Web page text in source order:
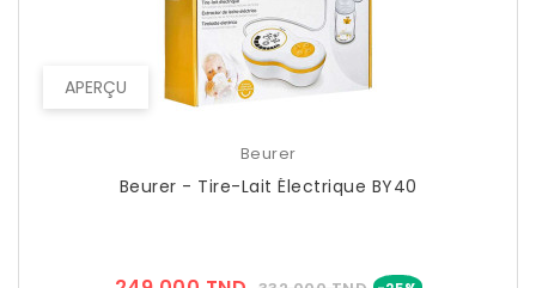
APERÇU
Beurer
Beurer - Tire-Lait Électrique BY40